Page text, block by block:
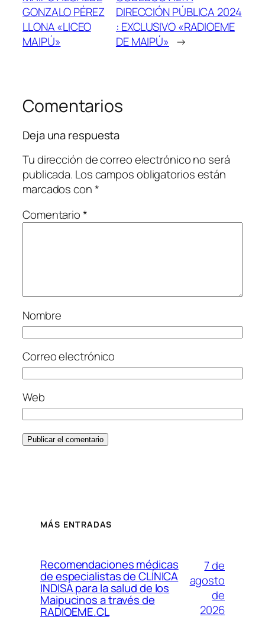
GONZALO PÉREZ
LLONA «LICEO
MAIPÚ»
DIRECCIÓN PÚBLICA 2024
: EXCLUSIVO «RADIOEME
DE MAIPÚ» →
Comentarios
Deja una respuesta
Tu dirección de correo electrónico no será
publicada. Los campos obligatorios están
marcados con*
Comentario*
Nombre
Correo electrónico
Web
MÁS ENTRADAS
Recomendaciones médicas
de especialistas de CLÍNICA
INDISA para la salud de los
Maipucinos a través de
RADIOEME.CL
7 de
agosto
de
2026